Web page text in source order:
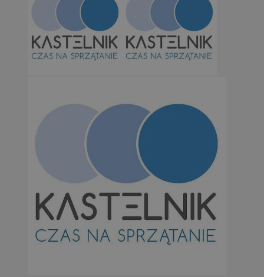
Niezbędne Wydajność Targetowanie
Niezbędne pliki cookie umożliwiają korzystanie z podstawowych
takich jak logowanie użytkownika i zarządzanie kontem. Bez
orzesze.com.pl
orzesze.com.pl
VISITOR_PRIVACY_METADATA
YouTube
.youtube.com